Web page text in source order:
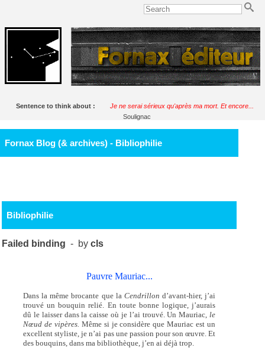
Sentence to think about :
Je ne serai sérieux qu'après ma mort. Et encore...
Soulignac
Fornax Blog (& archives) - Bibliophilie
Bibliophilie
Failed binding - bycls
Pauvre Mauriac...
Dans la même brocante que la Cendrillon d’avant-hier, j’ai
trouvé un bouquin relié. En toute bonne logique, j’aurais
dû le laisser dans la caisse où je l’ai trouvé. Un Mauriac, le
Nœud de vipères. Même si je considère que Mauriac est un
excellent styliste, je n’ai pas une passion pour son œuvre. Et
des bouquins, dans ma bibliothèque, j’en ai déjà trop.